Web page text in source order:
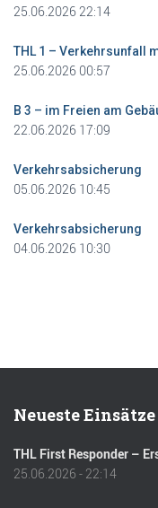
25.06.2026 22:14
THL 1 – Verkehrsunfall
25.06.2026 00:57
B 3 – im Freien am
22.06.2026 17:09
Verkehrsabsicherung
05.06.2026 10:45
Verkehrsabsicherung
04.06.2026 10:30
Neueste Einsätze
THL First Responder –
25.06.2026 - 22:14